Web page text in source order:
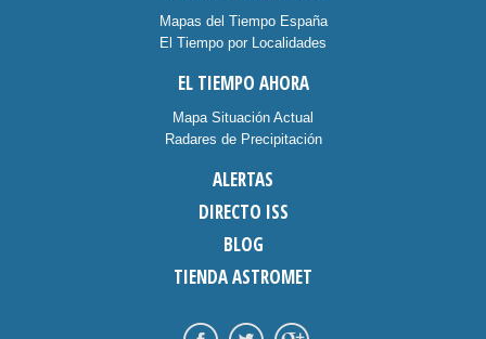
Mapas del Tiempo España
El Tiempo por Localidades
EL TIEMPO AHORA
Mapa Situación Actual
Radares de Precipitación
ALERTAS
DIRECTO ISS
BLOG
TIENDA ASTROMET